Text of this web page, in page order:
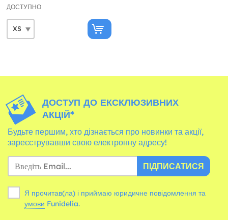
ДОСТУПНО
ДОСТУП ДО ЕКСКЛЮЗИВНИХ
АКЦІЙ*
Будьте першим, хто дізнається про новинки та акції,
зареєструвавши свою електронну адресу!
ПІДПИСАТИСЯ
Я прочитав(ла) і приймаю юридичне повідомлення та
умови Funidelia.